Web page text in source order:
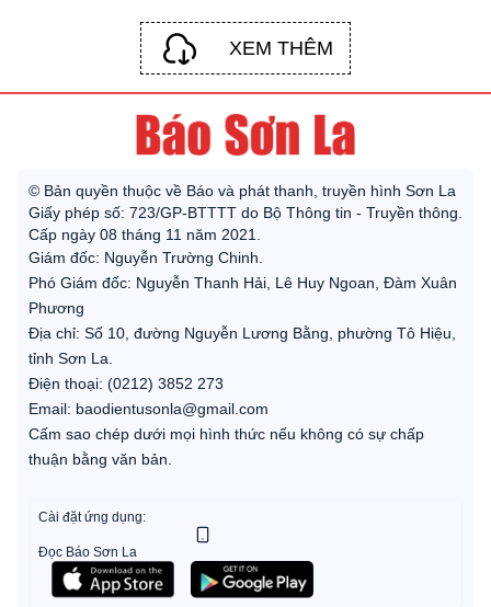
XEM THÊM
© Bản quyền thuộc về Báo và phát thanh, truyền hình Sơn La
Giấy phép số: 723/GP-BTTTT do Bộ Thông tin - Truyền thông.
Cấp ngày 08 tháng 11 năm 2021.
Giám đốc: Nguyễn Trường Chinh.
Phó Giám đốc: Nguyễn Thanh Hải, Lê Huy Ngoan, Đàm Xuân
Phương
Địa chỉ: Số 10, đường Nguyễn Lương Bằng, phường Tô Hiệu,
tỉnh Sơn La.
Điện thoại: (0212) 3852 273
Email: baodientusonla@gmail.com
Cấm sao chép dưới mọi hình thức nếu không có sự chấp
thuận bằng văn bản.
Cài đặt ứng dụng:
Đọc Báo Sơn La